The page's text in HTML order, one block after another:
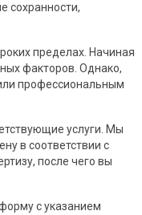
сохранности,
пределах. Начиная
факторов. Однако,
профессиональным
услуги. Мы
в соответствии с
после чего вы
с указанием